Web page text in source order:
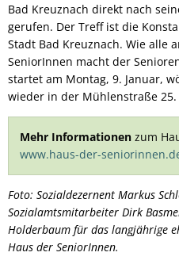
Bad Kreuznach direkt nach
gerufen. Der Treff ist die
Stadt Bad Kreuznach. Wie alle
SeniorInnen macht der
startet am Montag, 9. Januar,
wieder in der Mühlenstraße 25.
Mehr Informationen zum
www.haus-der-
Foto: Sozialdezernent Markus
Sozialamtsmitarbeiter Dirk
Holderbaum für das langjährige
Haus der SeniorInnen.